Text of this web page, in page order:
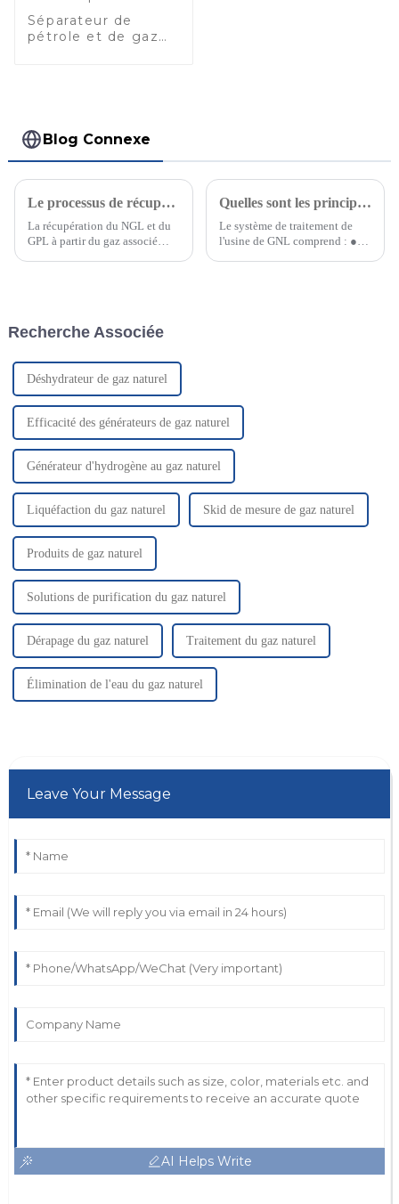
Séparateur de
pétrole et de gaz
Blog Connexe
Le processus de récupération des hydrocarbures légers à partir du gaz associé dans les champs pétroliers (2)
La récupération du NGL et du
GPL à partir du gaz associé
énergétique et à la durabilité
Quelles sont les principales utilisations et modes de transport du GNL ?
Le système de traitement de
l'usine de GNL comprend : ●
Recherche Associée
Déshydrateur de gaz naturel
Efficacité des générateurs de gaz naturel
Générateur d'hydrogène au gaz naturel
Liquéfaction du gaz naturel Skid de mesure de gaz naturel
Produits de gaz naturel
Solutions de purification du gaz naturel
Dérapage du gaz naturel Traitement du gaz naturel
Élimination de l'eau du gaz naturel
Leave Your Message
AI Helps Write